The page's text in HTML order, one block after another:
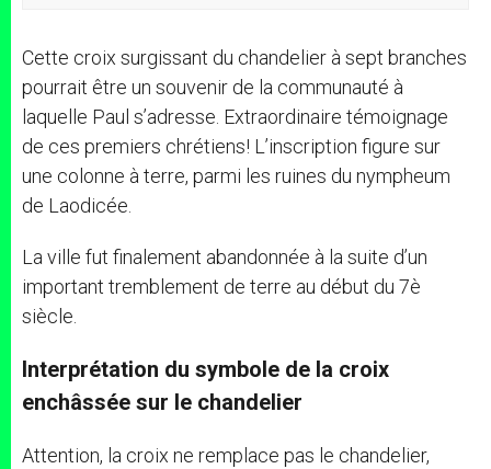
Cette croix surgissant du chandelier à sept branches
pourrait être un souvenir de la communauté à
laquelle Paul s’adresse. Extraordinaire témoignage
de ces premiers chrétiens! L’inscription figure sur
une colonne à terre, parmi les ruines du nympheum
de Laodicée.
La ville fut finalement abandonnée à la suite d’un
important tremblement de terre au début du 7è
siècle.
Interprétation du symbole de la croix
enchâssée sur le chandelier
Attention, la croix ne remplace pas le chandelier,